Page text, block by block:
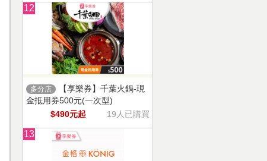
12
多分店
【享樂券】千葉火鍋-現
金抵用券500元(一次型)
$490元起
19人已購買
13